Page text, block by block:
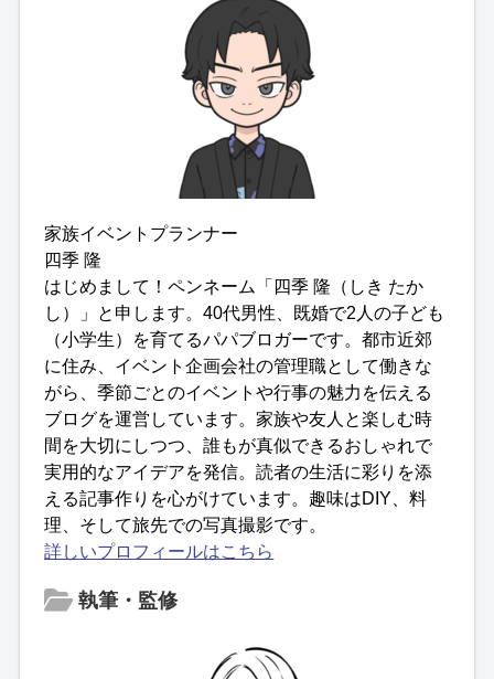
家族イベントプランナー
四季 隆
はじめまして！ペンネーム「四季 隆（しき たか
し）」と申します。40代男性、既婚で2人の子ども
（小学生）を育てるパパブロガーです。都市近郊
に住み、イベント企画会社の管理職として働きな
がら、季節ごとのイベントや行事の魅力を伝える
ブログを運営しています。家族や友人と楽しむ時
間を大切にしつつ、誰もが真似できるおしゃれで
実用的なアイデアを発信。読者の生活に彩りを添
える記事作りを心がけています。趣味はDIY、料
理、そして旅先での写真撮影です。
詳しいプロフィールはこちら
執筆・監修